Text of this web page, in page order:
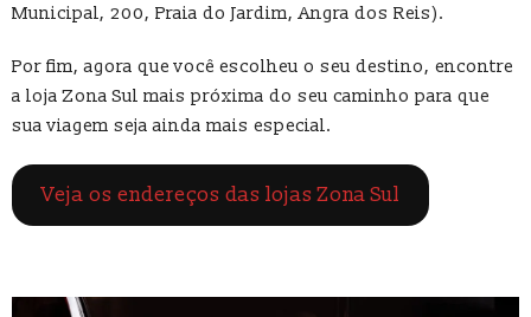
Municipal, 200, Praia do Jardim, Angra dos Reis).
Por fim, agora que você escolheu o seu destino, encontre
a loja Zona Sul mais próxima do seu caminho para que
sua viagem seja ainda mais especial.
Veja os endereços das lojas Zona Sul